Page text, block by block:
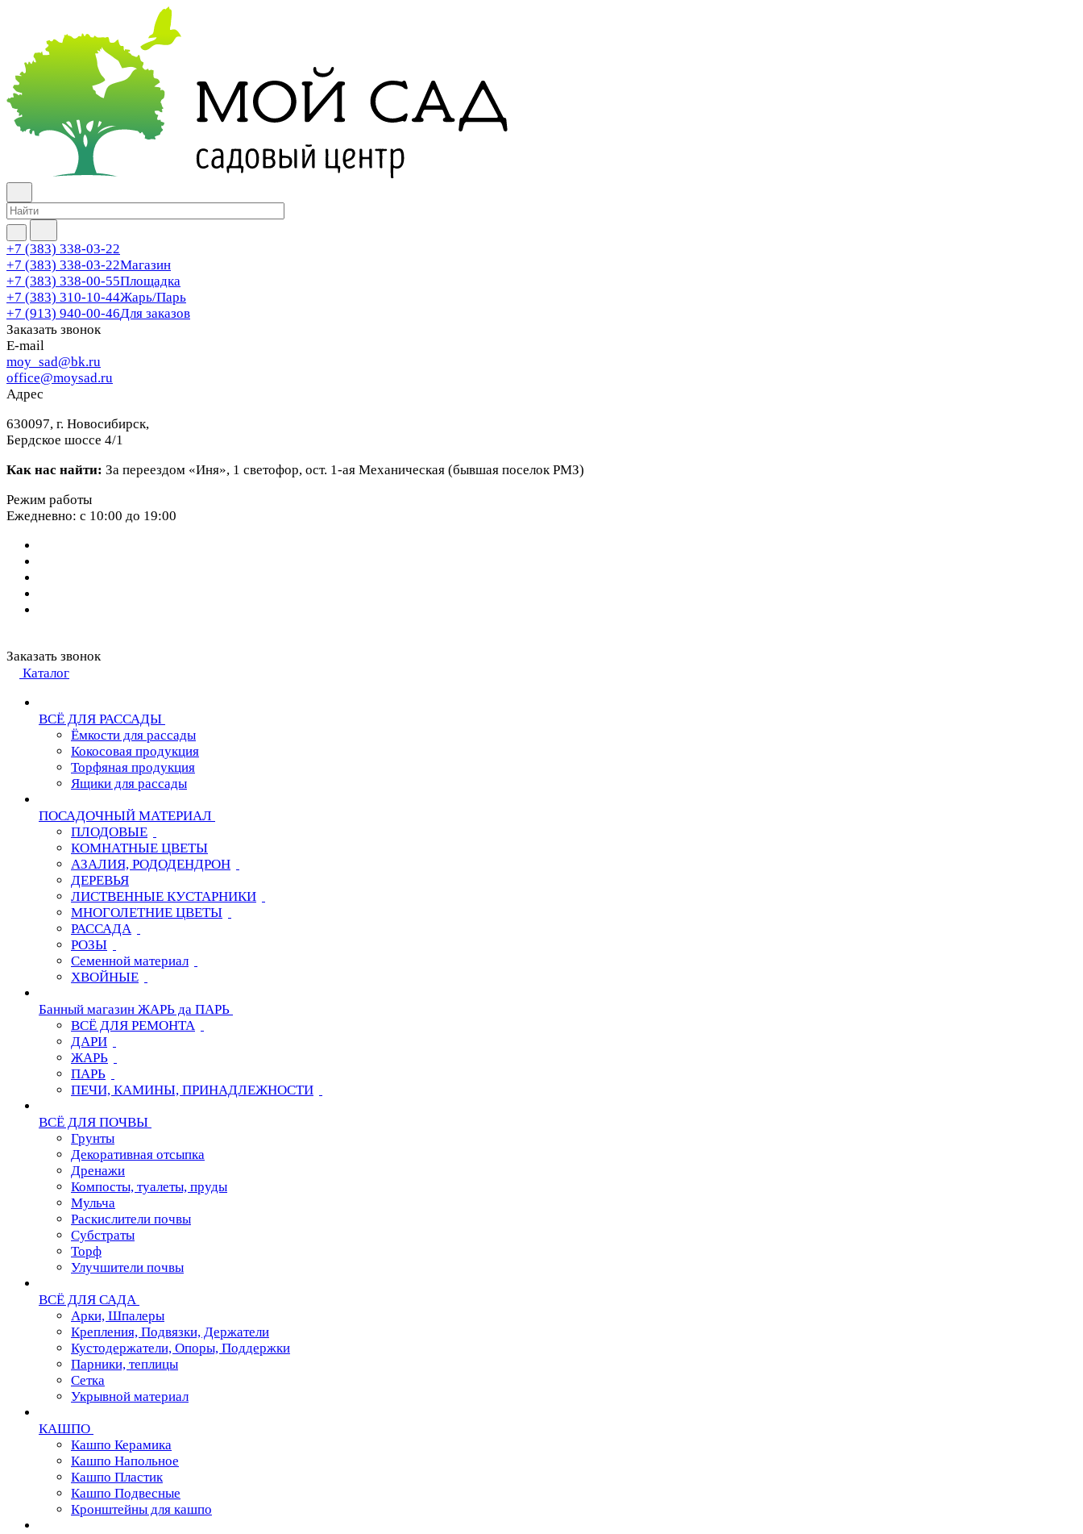
+7 (383) 338-03-22
+7 (383) 338-03-22Магазин
+7 (383) 338-00-55Площадка
+7 (383) 310-10-44Жарь/Парь
+7 (913) 940-00-46Для заказов
Заказать звонок
E-mail
moy_sad@bk.ru
office@moysad.ru
Адрес
630097, г. Новосибирск,
Бердское шоссе 4/1
Как нас найти: За переездом «Иня», 1 светофор, ост. 1-ая Механическая (бывшая поселок РМЗ)
Режим работы
Ежедневно: с 10:00 до 19:00
Заказать звонок
Каталог
ВСЁ ДЛЯ РАССАДЫ
Ёмкости для рассады
Кокосовая продукция
Торфяная продукция
Ящики для рассады
ПОСАДОЧНЫЙ МАТЕРИАЛ
ПЛОДОВЫЕ
КОМНАТНЫЕ ЦВЕТЫ
АЗАЛИЯ, РОДОДЕНДРОН
ДЕРЕВЬЯ
ЛИСТВЕННЫЕ КУСТАРНИКИ
МНОГОЛЕТНИЕ ЦВЕТЫ
РАССАДА
РОЗЫ
Семенной материал
ХВОЙНЫЕ
Банный магазин ЖАРЬ да ПАРЬ
ВСЁ ДЛЯ РЕМОНТА
ДАРИ
ЖАРЬ
ПАРЬ
ПЕЧИ, КАМИНЫ, ПРИНАДЛЕЖНОСТИ
ВСЁ ДЛЯ ПОЧВЫ
Грунты
Декоративная отсыпка
Дренажи
Компосты, туалеты, пруды
Мульча
Раскислители почвы
Субстраты
Торф
Улучшители почвы
ВСЁ ДЛЯ САДА
Арки, Шпалеры
Крепления, Подвязки, Держатели
Кустодержатели, Опоры, Поддержки
Парники, теплицы
Сетка
Укрывной материал
КАШПО
Кашпо Керамика
Кашпо Напольное
Кашпо Пластик
Кашпо Подвесные
Кронштейны для кашпо